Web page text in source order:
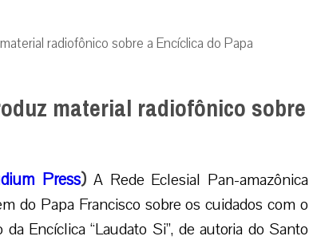
radiofônico sobre a Encíclica do Papa
material radiofônico sobre
Press) A Rede Eclesial Pan-amazônica
do Papa Francisco sobre os cuidados com o
Encíclica “Laudato Si”, de autoria do Santo